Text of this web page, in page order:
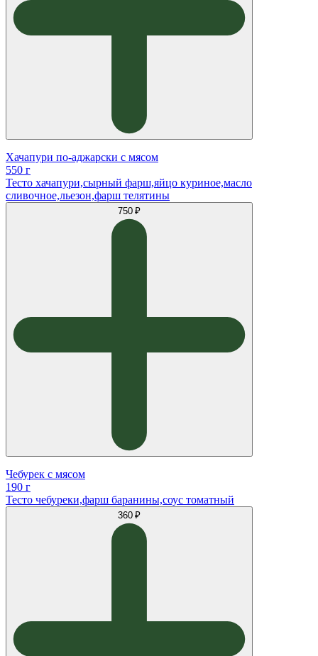
Хачапури по-аджарски с мясом
550 г
Тесто хачапури,сырный фарш,яйцо куриное,масло
сливочное,льезон,фарш телятины
750 ₽
Чебурек с мясом
190 г
Тесто чебуреки,фарш баранины,соус томатный
360 ₽